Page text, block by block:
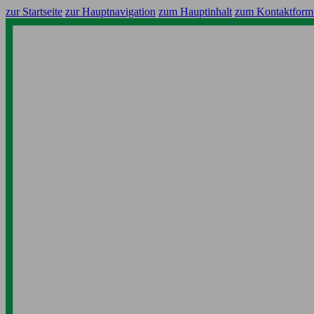
zur Startseite zur Hauptnavigation zum Hauptinhalt zum